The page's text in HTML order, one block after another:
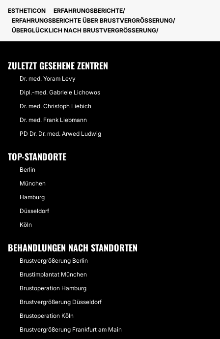
ESTHETICON
ERFAHRUNGSBERICHTE
ERFAHRUNGSBERICHTE ÜBER BRUSTVERGRÖSSERUNG
ÜBERGLÜCKLICH NACH BRUSTVERGRÖSSERUNG
ZULETZT GESEHENE ZENTREN
Dr. med. Yoram Levy
Dipl.-med. Gabriele Lichowos
Dr. med. Christoph Liebich
Dr. med. Frank Liebmann
PD Dr. Dr. med. Arwed Ludwig
TOP-STANDORTE
Berlin
München
Hamburg
Düsseldorf
Köln
BEHANDLUNGEN NACH STANDORTEN
Brustvergrößerung Berlin
Brustimplantat München
Brustoperation Hamburg
Brustvergrößerung Düsseldorf
Brustoperation Köln
Brustvergrößerung Frankfurt am Main